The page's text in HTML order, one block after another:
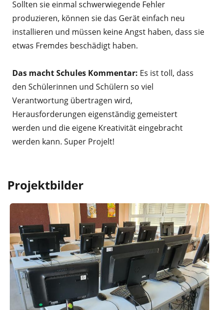
Sollten sie einmal schwerwiegende Fehler
produzieren, können sie das Gerät einfach neu
installieren und müssen keine Angst haben, dass sie
etwas Fremdes beschädigt haben.
Das macht Schules Kommentar: Es ist toll, dass
den Schülerinnen und Schülern so viel
Verantwortung übertragen wird,
Herausforderungen eigenständig gemeistert
werden und die eigene Kreativität eingebracht
werden kann. Super Projelt!
Projektbilder